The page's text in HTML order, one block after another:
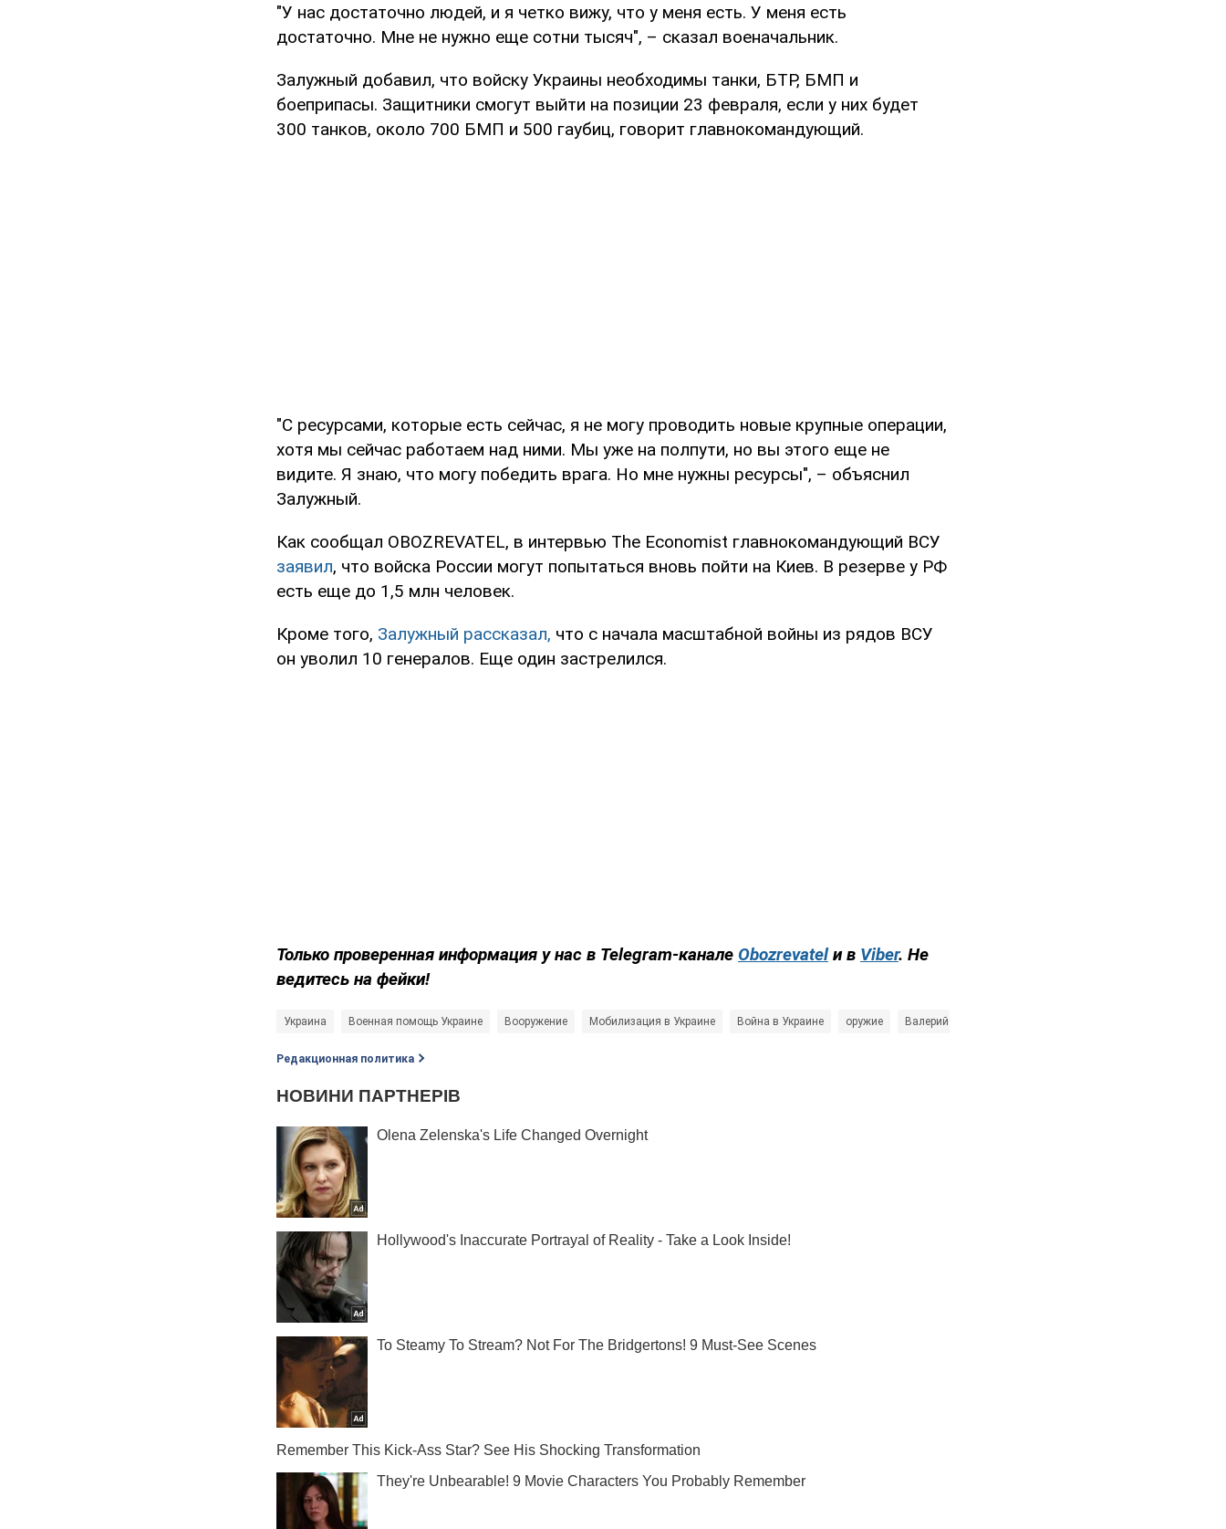
"У нас достаточно людей, и я четко вижу, что у меня есть. У меня есть
достаточно. Мне не нужно еще сотни тысяч", – сказал военачальник.
Залужный добавил, что войску Украины необходимы танки, БТР, БМП и
боеприпасы. Защитники смогут выйти на позиции 23 февраля, если у них будет
300 танков, около 700 БМП и 500 гаубиц, говорит главнокомандующий.
"С ресурсами, которые есть сейчас, я не могу проводить новые крупные операции,
хотя мы сейчас работаем над ними. Мы уже на полпути, но вы этого еще не
видите. Я знаю, что могу победить врага. Но мне нужны ресурсы", – объяснил
Залужный.
Как сообщал OBOZREVATEL, в интервью The Economist главнокомандующий ВСУ
заявил, что войска России могут попытаться вновь пойти на Киев. В резерве у РФ
есть еще до 1,5 млн человек.
Кроме того, Залужный рассказал, что с начала масштабной войны из рядов ВСУ
он уволил 10 генералов. Еще один застрелился.
Только проверенная информация у нас в Telegram-канале Obozrevatel и в Viber. Не
ведитесь на фейки!
Украина Военная помощь Украине Вооружение Мобилизация в Украине Война в Украине оружие Валерий Залужный
Редакционная политика